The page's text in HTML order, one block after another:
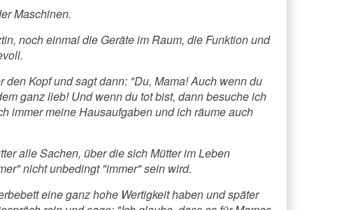
Maschinen.
noch einmal die Geräte im Raum, die Funktion und
Kopf und sagt dann: "Du, Mama! Auch wenn du
ganz lieb! Und wenn du tot bist, dann besuche ich
immer meine Hausaufgaben und ich räume auch
alle Sachen, über die sich Mütter im Leben
nicht unbedingt "immer" sein wird.
eine ganz hohe Wertigkeit haben und später